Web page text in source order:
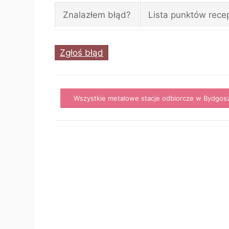
Znalazłem błąd? Lista punktów
Zgłoś błąd
Wszystkie metalowe stacje odbiorcze w